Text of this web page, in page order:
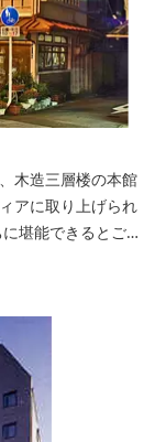
木造三層楼の本館
アに取り上げられ
堪能できるとご好